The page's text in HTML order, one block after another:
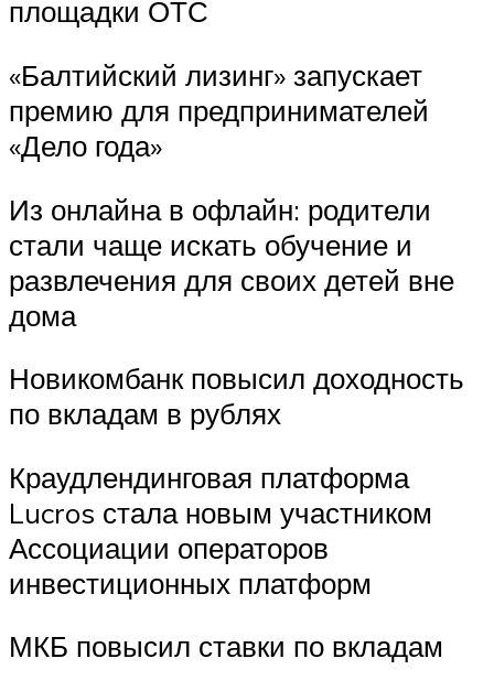
площадки ОТС
«Балтийский лизинг» запускает
премию для предпринимателей
«Дело года»
Из онлайна в офлайн: родители
стали чаще искать обучение и
развлечения для своих детей вне
дома
Новикомбанк повысил доходность
по вкладам в рублях
Краудлендинговая платформа
Lucros стала новым участником
Ассоциации операторов
инвестиционных платформ
МКБ повысил ставки по вкладам